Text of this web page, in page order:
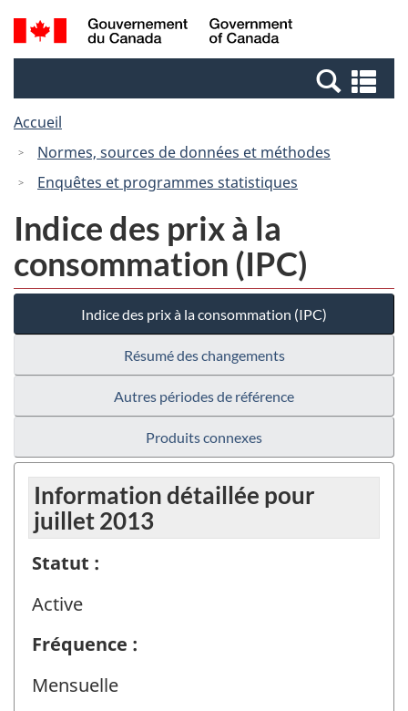
Passer
au
Passer
à
Canada
Recherche
et
et
Accueil
Normes, sources de données et méthodes
Enquêtes et programmes statistiques
Indice des prix à la
consommation (IPC)
Indice des prix à la consommation (IPC)
Résumé des changements
Autres périodes de référence
Produits connexes
Information détaillée pour
juillet 2013
Statut :
Active
Fréquence :
Mensuelle